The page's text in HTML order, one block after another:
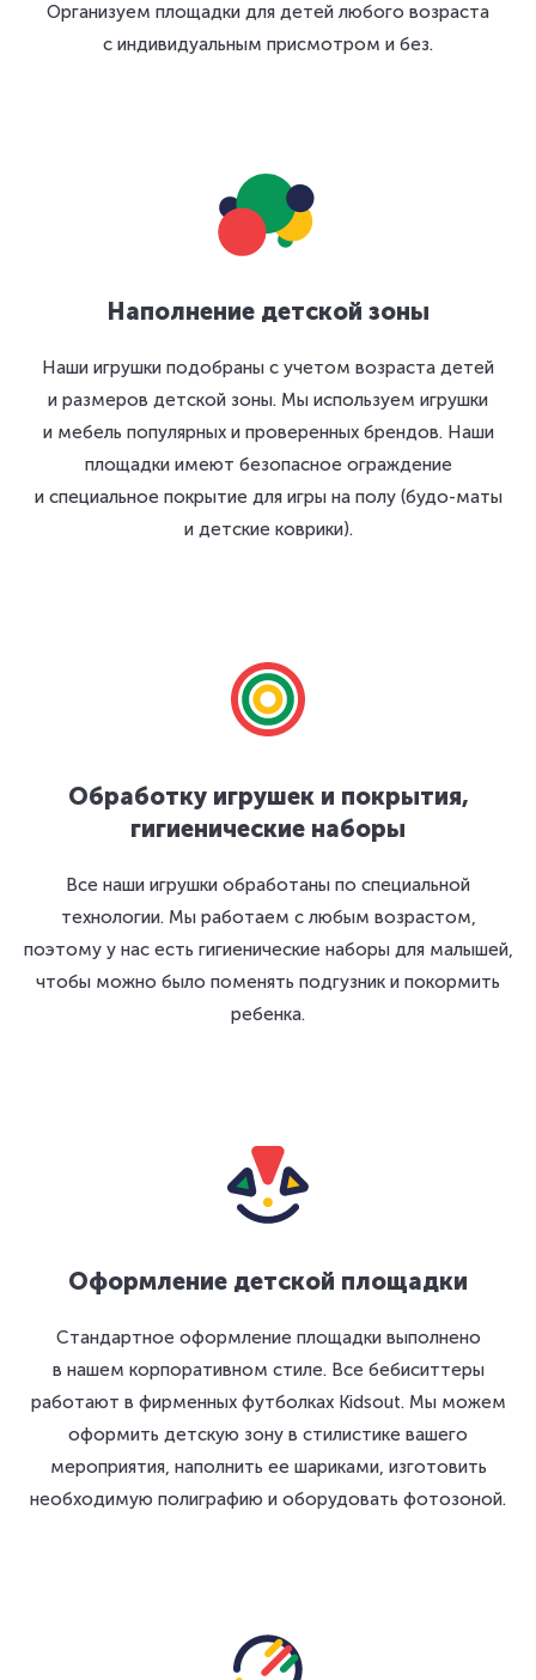
Организуем площадки для детей любого возраста
с индивидуальным присмотром и без.
Наполнение детской зоны
Наши игрушки подобраны с учетом возраста детей
и размеров детской зоны. Мы используем игрушки
и мебель популярных и проверенных брендов. Наши
площадки имеют безопасное ограждение
и специальное покрытие для игры на полу (будо-маты
и детские коврики).
Обработку игрушек и покрытия,
гигиенические наборы
Все наши игрушки обработаны по специальной
технологии. Мы работаем с любым возрастом,
поэтому у нас есть гигиенические наборы для малышей,
чтобы можно было поменять подгузник и покормить
ребенка.
Оформление детской площадки
Стандартное оформление площадки выполнено
в нашем корпоративном стиле. Все бебиситтеры
работают в фирменных футболках Kidsout. Мы можем
оформить детскую зону в стилистике вашего
мероприятия, наполнить ее шариками, изготовить
необходимую полиграфию и оборудовать фотозоной.